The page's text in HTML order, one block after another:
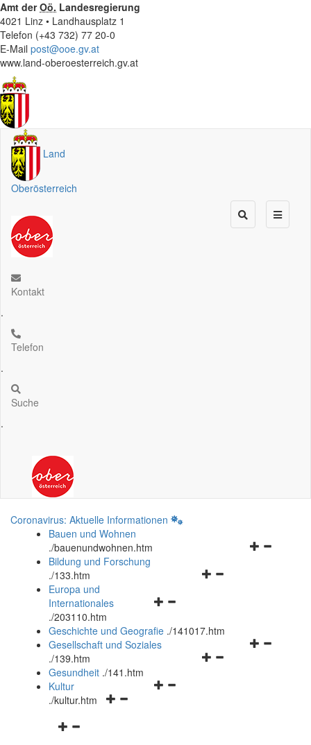
Amt derOö. Landesregierung
4021 Linz • Landhausplatz 1
Telefon (+43 732) 77 20-0
E-Mail post@ooe.gv.at
www.land-oberoesterreich.gv.at
Land
Oberösterreich
Kontakt
.
Telefon
.
Suche
.
Coronavirus: Aktuelle Informationen
Bauen und Wohnen
./bauenundwohnen.htm
Navigationsmenü
Bildung und Forschung
./133.htm
Navigationsmenü
und
schließen
Europa und
Internationales
./203110.htm
Geschichte und Geografie ./141017.htm
Navigationsmenü
Gesellschaft und Soziales
./139.htm
Navigationsmenü
Gesundheit ./141.htm
Navigationsmenü
Kultur
./kultur.htm
Navigationsmenü